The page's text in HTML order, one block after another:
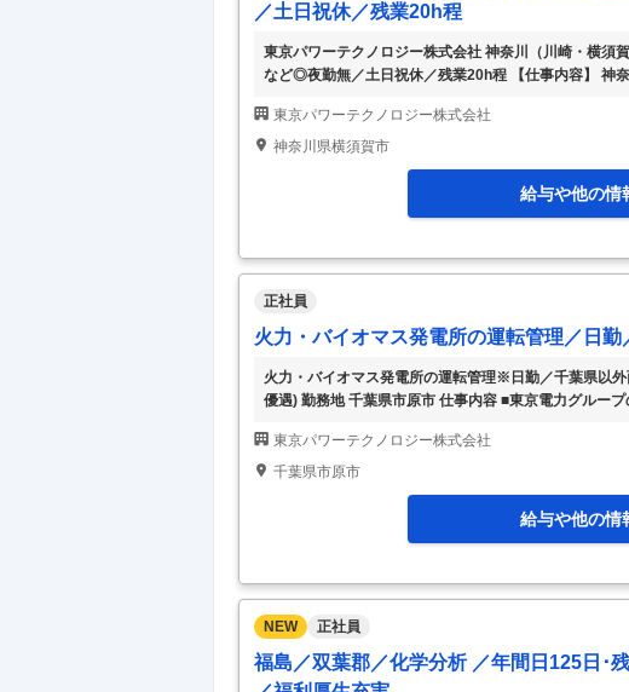
／土日祝休／残業20h程
東京パワーテクノロジー株式会社 神奈川（川崎・横須
など◎夜勤無／土日祝休／残業20h程 【仕事内容】 神
HD100%出資/夜勤なし/土日祝休・年休125日/年間平均
年/社員紹介からの中途入社多数/福利厚生資格手当など
グループの中核企業として発電所の運転を行う当社に
東京パワーテクノロジー株式会社
神奈川県横須賀市
給与や他の情
正社員
火力・バイオマス発電所の運転管理／日
火力・バイオマス発電所の運転管理※日勤／千葉県以
優遇) 勤務地 千葉県市原市 仕事内容 ■東京電力グルー
発電設備の運営を、最先端のメンテナンス技術を駆使
なり、内定時に正式に決定します。（初任地希望を出
原市、袖ケ浦市のいずれか） ・神奈川県（川崎市、横
東京パワーテクノロジー株式会社
千葉県市原市
給与や他の情
NEW 正社員
福島／双葉郡／化学分析 ／年間日125日･